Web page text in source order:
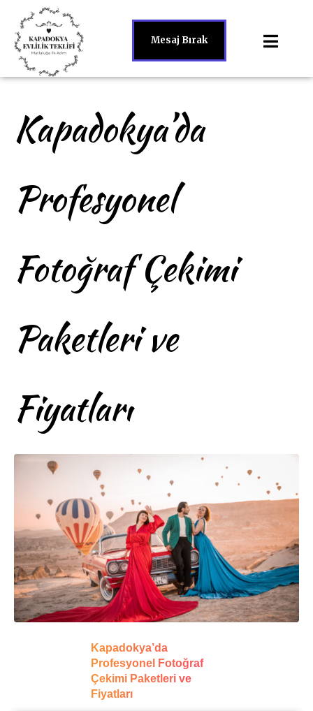
Mesaj Bırak
Kapadokya’da
Profesyonel
Fotoğraf Çekimi
Paketleri ve
Fiyatları
Kapadokya’da
Profesyonel Fotoğraf
Çekimi Paketleri ve
Fiyatları